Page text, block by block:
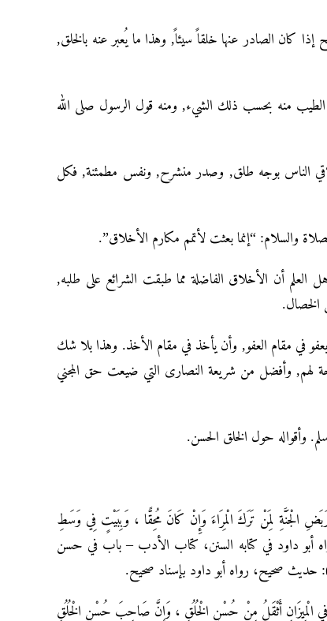
كان الصادر عنها خلقاً سيئاً, وهذا ما يُعبر عنه بالخلق,
الطيب منه بحسب ذلك الشيء, ومنه قول الرسول صلى الله
الناس بوجه طلق, وصدر منشرح, ونفس مطمئنة, فكل
والسلام: “إنما بعثت لأتمم مكارم الأخلاق”.
العلم أن الأخلاق الفاضلة مما طبقت الشرائع على طلبه,
الخصال.
في مقام العفو, وأن يأخذ في مقام الأخذ. وهذا بلا شك
لهم, وأفضل من شريعة النصارى التي ضيعت حق المجني
وأقواله حول الخلق الحسن.
الْجَنَّةِ لِمَنْ تَرَكَ الْمِرَاءَ وَإِنْ كَانَ مُحِقًّا ، وَبِبَيْتٍ فِي وَسَطِ
أبو داود في كتابه السنن، كتاب الأدب – باب في حسن
فِي الْمِيزَانِ أَثْقَلُ مِنْ حُسْنِ الْخُلُقِ ، وَإِنَّ صَاحِبَ حُسْنِ الْخُلُقِ